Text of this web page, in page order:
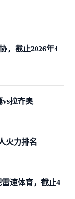
，截止2026年4
vs拉齐奥
火力排名
速体育，截止4